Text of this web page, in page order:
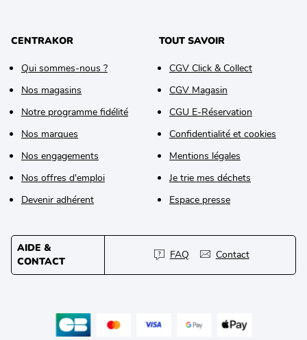
CENTRAKOR
Qui sommes-nous ?
Nos magasins
Notre programme fidélité
Nos marques
Nos engagements
Nos offres d'emploi
Devenir adhérent
TOUT SAVOIR
CGV Click & Collect
CGV Magasin
CGU E-Réservation
Confidentialité et cookies
Mentions légales
Je trie mes déchets
Espace presse
AIDE &
CONTACT
FAQ Contact